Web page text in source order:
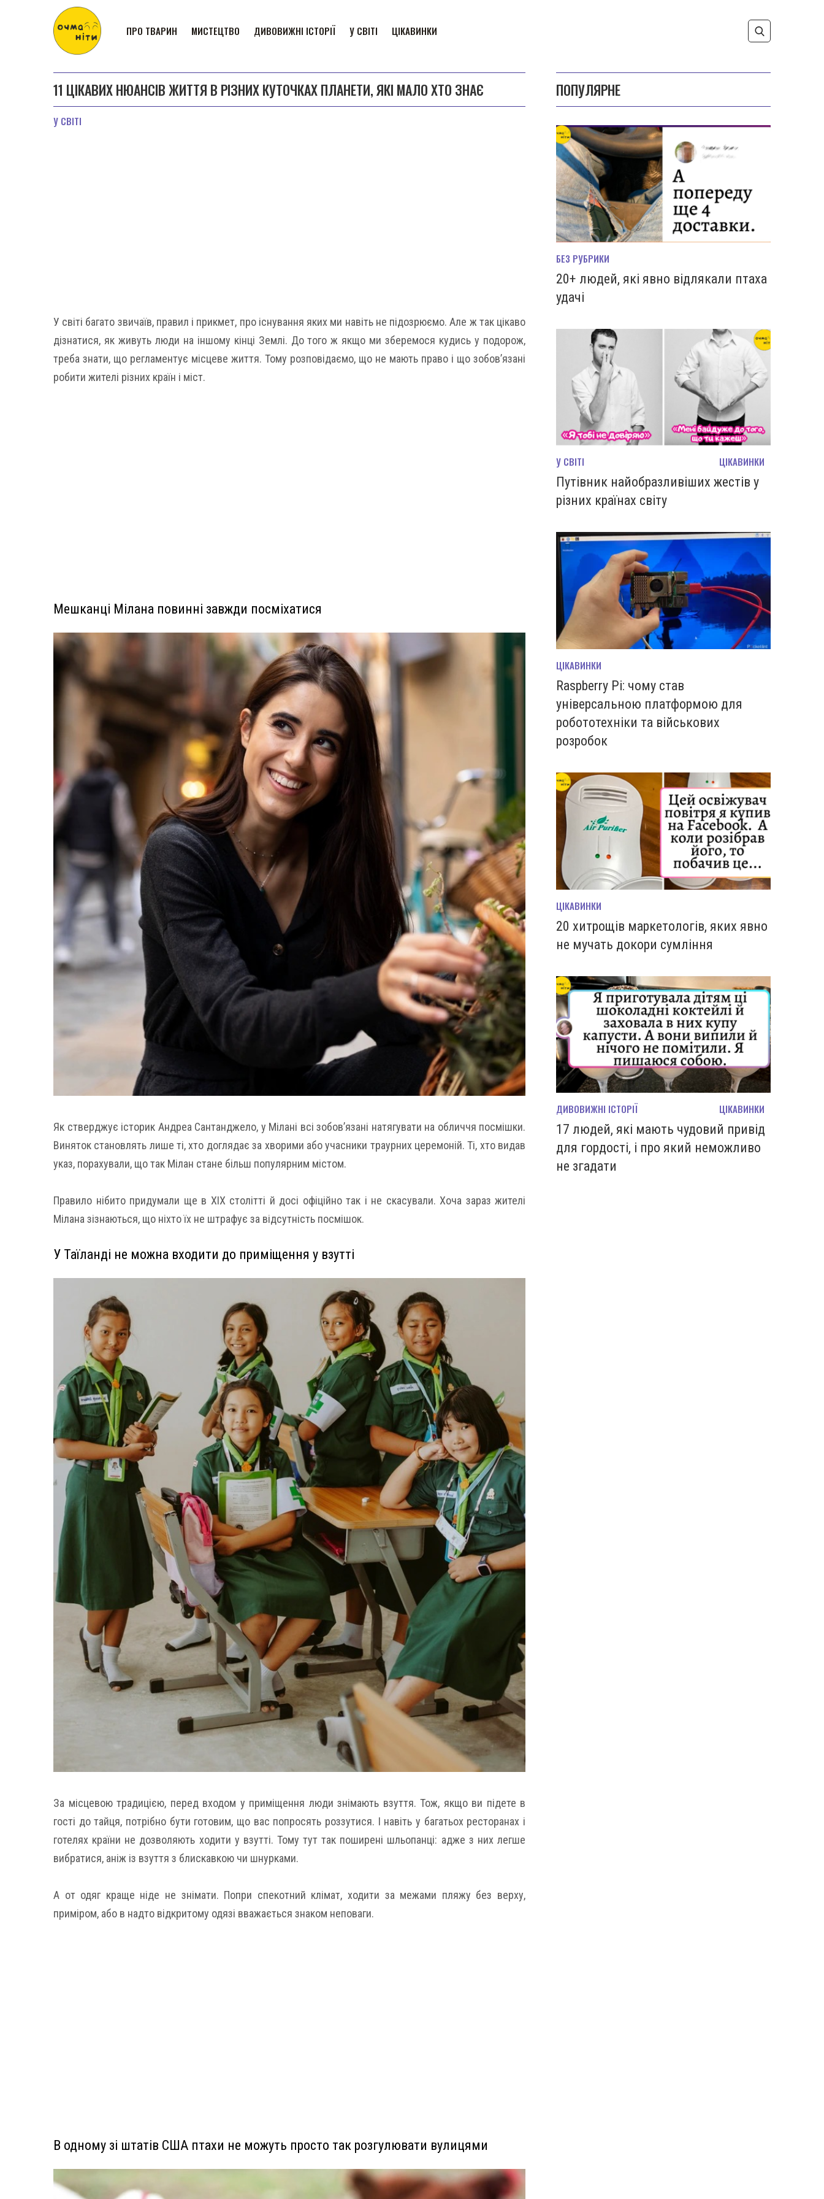
ПРО ТВАРИН МИСТЕЦТВО ДИВОВИЖНІ ІСТОРІЇ У СВІТІ ЦІКАВИНКИ
11 ЦІКАВИХ НЮАНСІВ ЖИТТЯ В РІЗНИХ КУТОЧКАХ ПЛАНЕТИ, ЯКІ МАЛО ХТО ЗНАЄ
У СВІТІ
У світі багато звичаїв, правил і прикмет, про існування яких ми навіть не підозрюємо. Але ж так цікаво
дізнатися, як живуть люди на іншому кінці Землі. До того ж якщо ми зберемося кудись у подорож,
треба знати, що регламентує місцеве життя. Тому розповідаємо, що не мають право і що зобов’язані
робити жителі різних країн і міст.
Мешканці Мілана повинні завжди посміхатися
Як стверджує історик Андреа Сантанджело, у Мілані всі зобов’язані натягувати на обличчя посмішки.
Виняток становлять лише ті, хто доглядає за хворими або учасники траурних церемоній. Ті, хто видав
указ, порахували, що так Мілан стане більш популярним містом.
Правило нібито придумали ще в XIX столітті й досі офіційно так і не скасували. Хоча зараз жителі
Мілана зізнаються, що ніхто їх не штрафує за відсутність посмішок.
У Таїланді не можна входити до приміщення у взутті
За місцевою традицією, перед входом у приміщення люди знімають взуття. Тож, якщо ви підете в
гості до тайця, потрібно бути готовим, що вас попросять роззутися. І навіть у багатьох ресторанах і
готелях країни не дозволяють ходити у взутті. Тому тут так поширені шльопанці: адже з них легше
вибратися, аніж із взуття з блискавкою чи шнурками.
А от одяг краще ніде не знімати. Попри спекотний клімат, ходити за межами пляжу без верху,
приміром, або в надто відкритому одязі вважається знаком неповаги.
В одному зі штатів США птахи не можуть просто так розгулювати вулицями
ПОПУЛЯРНЕ
БЕЗ РУБРИКИ
20+ людей, які явно відлякали птаха
удачі
У СВІТІ ЦІКАВИНКИ
Путівник найобразливіших жестів у
різних країнах світу
ЦІКАВИНКИ
Raspberry Pi: чому став
універсальною платформою для
робототехніки та військових
розробок
ЦІКАВИНКИ
20 хитрощів маркетологів, яких явно
не мучать докори сумління
ДИВОВИЖНІ ІСТОРІЇ ЦІКАВИНКИ
17 людей, які мають чудовий привід
для гордості, і про який неможливо
не згадати